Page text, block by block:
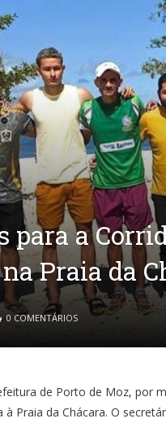
a
Praia da
0 COMENTÁRIOS
de Porto de Moz, por
Praia da Chácara. O